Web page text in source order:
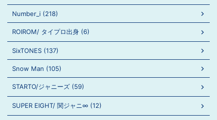
Number_i (218)
ROIROM/ タイプロ出身 (6)
SixTONES (137)
Snow Man (105)
STARTO/ジャニーズ (59)
SUPER EIGHT/ 関ジャニ∞ (12)